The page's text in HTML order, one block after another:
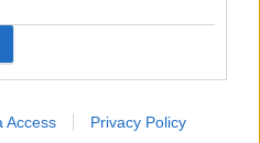
Access Privacy Policy